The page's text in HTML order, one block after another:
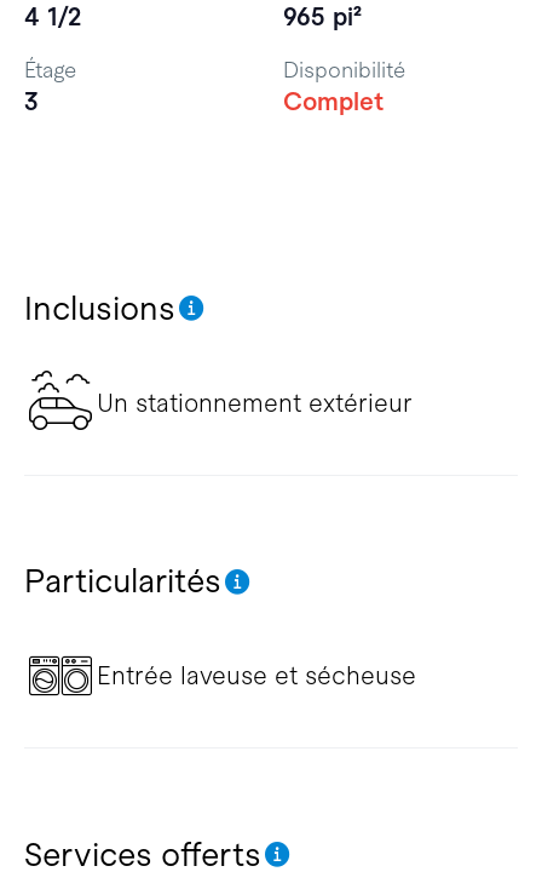
Inclusions
Un stationnement extérieur
Particularités
Entrée laveuse et sécheuse
Services offerts
4 1/2 965 pi²
Étage
3
Disponibilité
Complet